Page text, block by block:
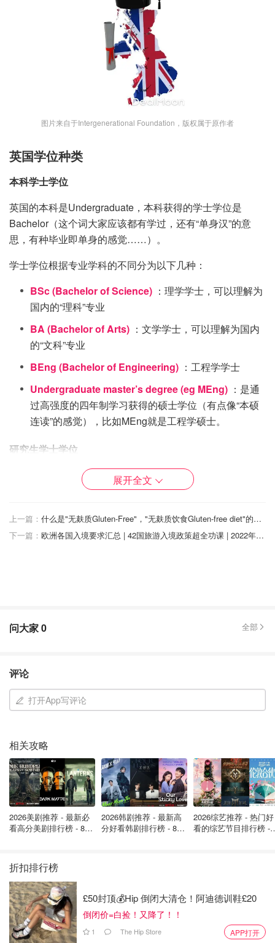
图片来自于Intergenerational Foundation，版权属于原作者
英国学位种类
本科学士学位
英国的本科是Undergraduate，本科获得的学士学位是
Bachelor（这个词大家应该都有学过，还有“单身汉”的意
思，有种毕业即单身的感觉……）。
学士学位根据专业学科的不同分为以下几种：
BSc (Bachelor of Science) ：理学学士，可以理解为
国内的“理科”专业
BA (Bachelor of Arts) ：文学学士，可以理解为国内
的“文科”专业
BEng (Bachelor of Engineering) ：工程学学士
Undergraduate master’s degree (eg MEng) ：是通
过高强度的四年制学习获得的硕士学位（有点像“本硕
连读”的感觉），比如MEng就是工程学硕士。
研究生学士学位
英国的研究生取得的是硕士学位Master，授课型研究生
Taught master学制为一年，研究性研究生Research
硕士学位根据专业学科的不同分为以下几种：
LLM (Master of Law)：
工科和理科专业，一般会继续深造博士学位。
图片来自于unibritannica ，版权属于原作者
英国本科学位等级划分
展开全文
上一篇：
什么是"无麸质Gluten-Free"，"无麸质饮食Gluten-free diet"的作用和意义，含麸质/无麸质食物清单
下一篇：
欧洲各国入境要求汇总 | 42国旅游入境政策超全功课 | 2022年6月最新
问大家0 全部
评论
打开App写评论
相关攻略
2026美剧推荐 - 最新必
看高分美剧排行榜 - 8月
2026韩剧推荐 - 最新高
分好看韩剧排行榜 - 8月
2026综艺推荐 - 热门好
看的综艺节目排行榜 -
折扣排行榜
£50封顶💰Hip 倒闭大清仓！阿迪德训鞋£20
倒闭价=白捡！又降了！！
1 The Hip Store APP打开